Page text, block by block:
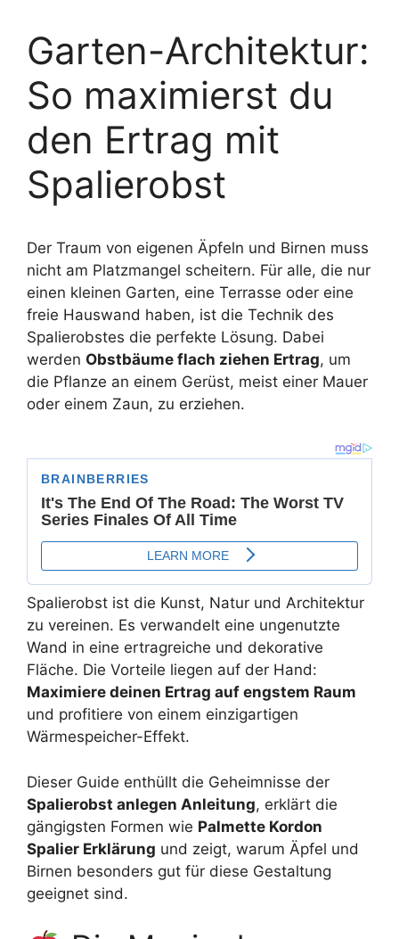
Garten-Architektur:
So maximierst du
den Ertrag mit
Spalierobst
Der Traum von eigenen Äpfeln und Birnen muss
nicht am Platzmangel scheitern. Für alle, die nur
einen kleinen Garten, eine Terrasse oder eine
freie Hauswand haben, ist die Technik des
Spalierobstes die perfekte Lösung. Dabei
werden Obstbäume flach ziehen Ertrag, um
die Pflanze an einem Gerüst, meist einer Mauer
oder einem Zaun, zu erziehen.
Spalierobst ist die Kunst, Natur und Architektur
zu vereinen. Es verwandelt eine ungenutzte
Wand in eine ertragreiche und dekorative
Fläche. Die Vorteile liegen auf der Hand:
Maximiere deinen Ertrag auf engstem Raum
und profitiere von einem einzigartigen
Wärmespeicher-Effekt.
Dieser Guide enthüllt die Geheimnisse der
Spalierobst anlegen Anleitung, erklärt die
gängigsten Formen wie Palmette Kordon
Spalier Erklärung und zeigt, warum Äpfel und
Birnen besonders gut für diese Gestaltung
geeignet sind.